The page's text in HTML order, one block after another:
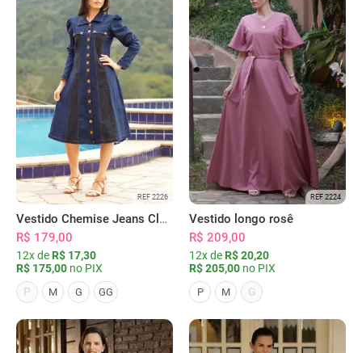
REF 2226
Vestido Chemise Jeans Clássica Serena
R$ 179,00
12x de R$ 17,30
R$ 175,00 no PIX
P
M G GG
REF 2224
Vestido longo rosê
R$ 209,00
12x de R$ 20,20
R$ 205,00 no PIX
P M G